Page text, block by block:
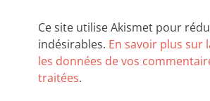
Ce site utilise Akismet pour
indésirables. En savoir plus sur
les données de vos
traitées.